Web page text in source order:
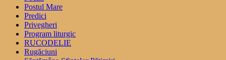
Postul Mare
Predici
Privegheri
Program liturgic
RUCODELIE
Rugăciuni